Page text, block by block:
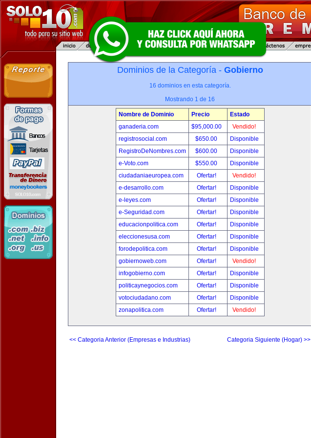
Dominios de la Categoría - Gobierno
16 dominios en esta categoría.
Mostrando 1 de 16
Nombre de Dominio Precio
Estado
ganaderia.com
$95,000.00
Vendido!
registrosocial.com
$650.00
Disponible
RegistroDeNombres.com
$600.00
Disponible
e-Voto.com
$550.00
Disponible
ciudadaniaeuropea.com
Ofertar!
Vendido!
e-desarrollo.com
Ofertar!
Disponible
e-leyes.com
Ofertar!
Disponible
e-Seguridad.com
Ofertar!
Disponible
educacionpolitica.com
Ofertar!
Disponible
eleccionesusa.com
Ofertar!
Disponible
forodepolitica.com
Ofertar!
Disponible
gobiernoweb.com
Ofertar!
Vendido!
infogobierno.com
Ofertar!
Disponible
politicaynegocios.com
Ofertar!
Disponible
votociudadano.com
Ofertar!
Disponible
zonapolitica.com
Ofertar! Vendido!
<< Categoria Anterior (Empresas e Industrias) Categoria Siguiente (Hogar) >>